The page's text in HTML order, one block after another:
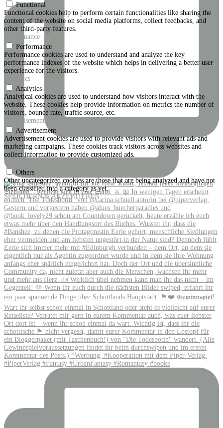
Functional
Functional cookies help to perform certain functionalities like sharing the
content of the website on social media platforms, collect feedbacks, and
other third-party features.
Performance
Performance
Performance cookies are used to understand and analyze the key
performance indexes of the website which helps in delivering a better user
experience for the visitors.
Analytics
Analytics
Analytical cookies are used to understand how visitors interact with the
website. These cookies help provide information on metrics the number of
visitors, bounce rate, traffic source, etc.
Advertisement
Advertisement
Advertisement cookies are used to provide visitors with relevant ads and
marketing campaigns. These cookies track visitors across websites and
collect information to provide customized ads.
Others
Others
Other uncategorized cookies are those that are being analyzed and have not
been classified into a category as yet.
SPEICHERN & AKZEPTIEREN